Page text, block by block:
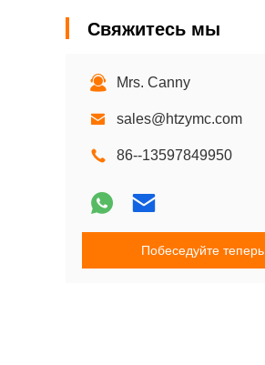
Свяжитесь мы
Mrs. Canny
sales@htzymc.com
86--13597849950
Побеседуйте теперь